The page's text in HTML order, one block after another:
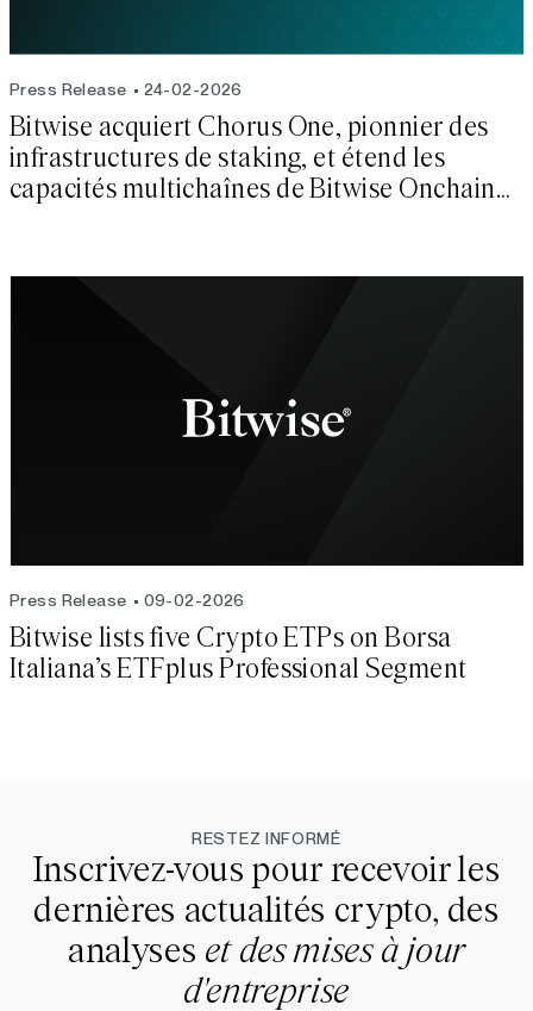
Press Release 24-02-2026
Bitwise acquiert Chorus One, pionnier des
infrastructures de staking, et étend les
capacités multichaînes de Bitwise Onchain
Press Release 09-02-2026
Bitwise lists five Crypto ETPs on Borsa
Italiana’s ETFplus Professional Segment
RESTEZ INFORMÉ
Inscrivez-vous pour recevoir les
dernières actualités crypto, des
analyses et des mises à jour
d'entreprise